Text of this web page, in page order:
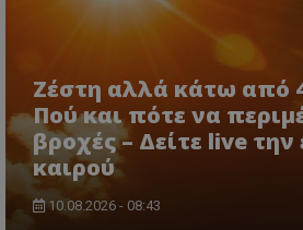
Ζέστη αλλά κάτω από
Πού και πότε να
βροχές – Δείτε live την
καιρού
10.08.2026 - 08:43